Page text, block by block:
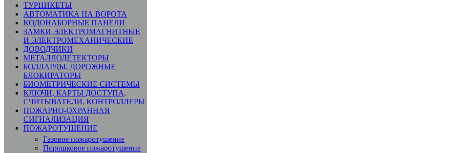
ТУРНИКЕТЫ
АВТОМАТИКА НА ВОРОТА
КОДОНАБОРНЫЕ ПАНЕЛИ
ЗАМКИ ЭЛЕКТРОМАГНИТНЫЕ
И ЭЛЕКТРОМЕХАНИЧЕСКИЕ
ДОВОДЧИКИ
МЕТАЛЛОДЕТЕКТОРЫ
БОЛЛАРДЫ, ДОРОЖНЫЕ
БЛОКИРАТОРЫ
БИОМЕТРИЧЕСКИЕ СИСТЕМЫ
КЛЮЧИ, КАРТЫ ДОСТУПА,
СЧИТЫВАТЕЛИ, КОНТРОЛЛЕРЫ
ПОЖАРНО-ОХРАННАЯ
СИГНАЛИЗАЦИЯ
ПОЖАРОТУШЕНИЕ
Газовое пожаротушение
Порошковое пожаротушение